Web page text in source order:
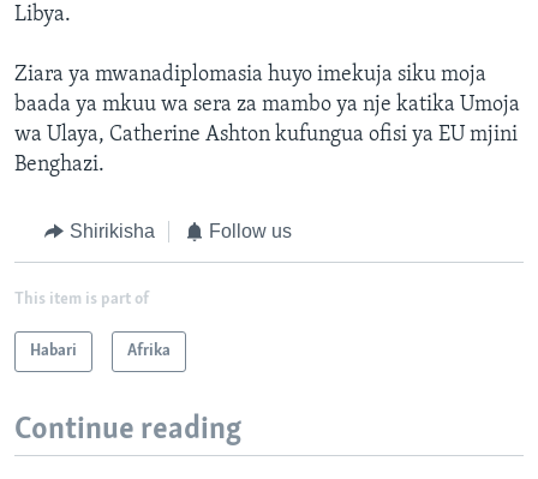
Libya.
Ziara ya mwanadiplomasia huyo imekuja siku moja
baada ya mkuu wa sera za mambo ya nje katika Umoja
wa Ulaya, Catherine Ashton kufungua ofisi ya EU mjini
Benghazi.
Shirikisha Follow us
This item is part of
Habari Afrika
Continue reading